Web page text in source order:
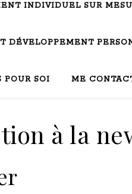
INDIVIDUEL SUR
DÉVELOPPEMENT
POUR SOI ME
à la